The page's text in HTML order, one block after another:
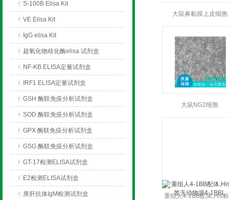
S-100B Elisa Kit
VE Elisa Kit
IgG elisa Kit
超氧化物歧化酶elisa 试剂盒
NF-KB ELISA定量试剂盒
IRF1 ELISA定量试剂盒
GSH 酶联免疫分析试剂盒
SOD 酶联免疫分析试剂盒
GPX 酶联免疫分析试剂盒
GSG 酶联免疫分析试剂盒
GT-17检测ELISA试剂盒
E2检测ELISA试剂盒
庚肝抗体IgM检测试剂盒
大鼠鼻黏膜上皮细胞
大鼠NG2细胞
重组人4-1BB配体,His